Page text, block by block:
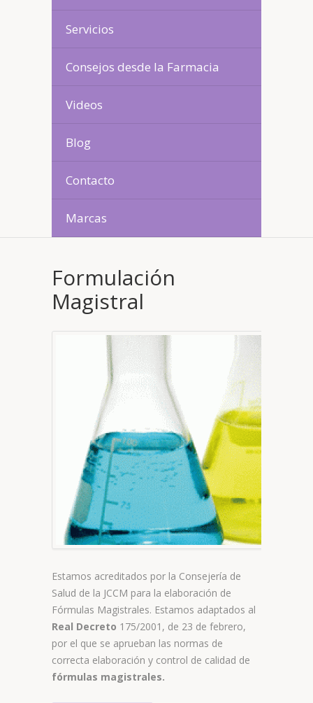
Servicios
Consejos desde la Farmacia
Videos
Blog
Contacto
Marcas
Formulación
Magistral
Estamos acreditados por la Consejería de
Salud de la JCCM para la elaboración de
Fórmulas Magistrales. Estamos adaptados al
Real Decreto 175/2001, de 23 de febrero,
por el que se aprueban las normas de
correcta elaboración y control de calidad de
fórmulas magistrales.